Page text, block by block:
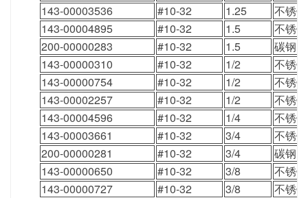
143-00003536
#10-32 1.25
不锈钢
143-00004895
#10-32 1.5
不锈钢
200-00000283
#10-32 1.5
碳钢
143-00000310
#10-32 1/2
不锈钢
143-00000754
#10-32 1/2
不锈钢
143-00002257
#10-32 1/2
不锈钢
143-00004596
#10-32 1/4
不锈钢
143-00003661
#10-32 3/4
不锈钢
200-00000281
#10-32 3/4
碳钢
143-00000650
#10-32 3/8
不锈钢
143-00000727
#10-32 3/8
不锈钢